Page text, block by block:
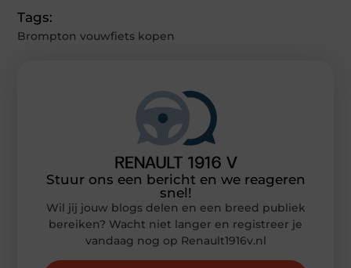
Tags:
Brompton vouwfiets kopen
Stuur ons een bericht en we reageren
snel!
Wil jij jouw blogs delen en een breed publiek
bereiken? Wacht niet langer en registreer je
vandaag nog op Renault1916v.nl